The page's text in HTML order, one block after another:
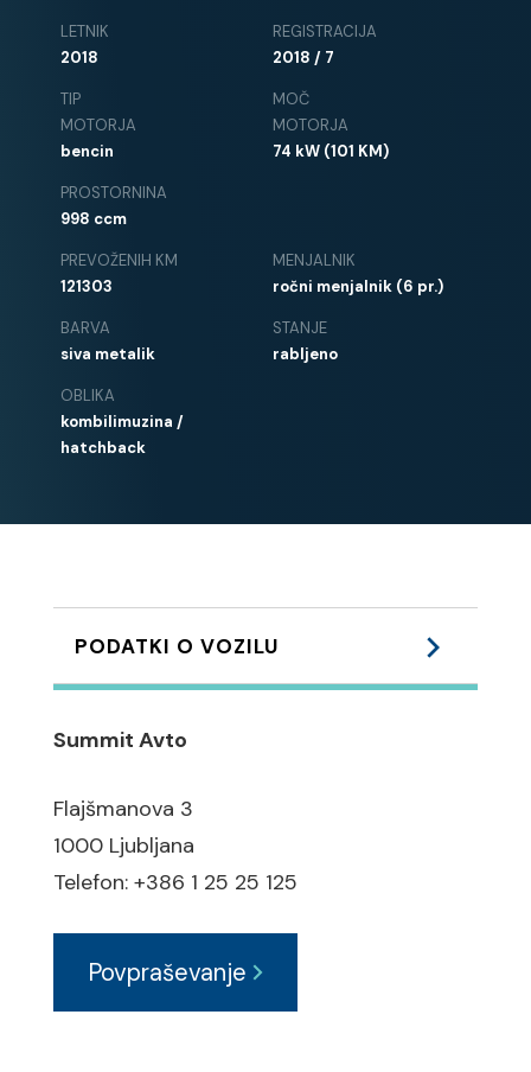
LETNIK
2018
REGISTRACIJA
2018 / 7
TIP
MOTORJA
bencin
MOČ
MOTORJA
74 kW (101 KM)
PROSTORNINA
998 ccm
PREVOŽENIH KM
121303
MENJALNIK
ročni menjalnik (6 pr.)
BARVA
siva metalik
STANJE
rabljeno
OBLIKA
kombilimuzina /
hatchback
PODATKI O VOZILU
ESP elektronski program
ASR regulacija zdrsa pogonskih
koles
Summit Avto
Flajšmanova 3
1000 Ljubljana
Telefon: +386 1 25 25 125
Povpraševanje